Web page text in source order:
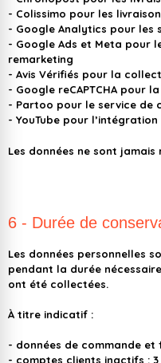
- Colissimo pour les
- Google Analytics pour les
- Google Ads et Meta pour
remarketing
- Avis Vérifiés pour la
- Google reCAPTCHA pour
- Partoo pour le service de
- YouTube pour
Les données ne sont jamais
6 - Durée de
Les données personnelles
pendant la durée
ont été collectées.
À titre indicatif :
- données de commande et
- comptes clients inactifs : 3